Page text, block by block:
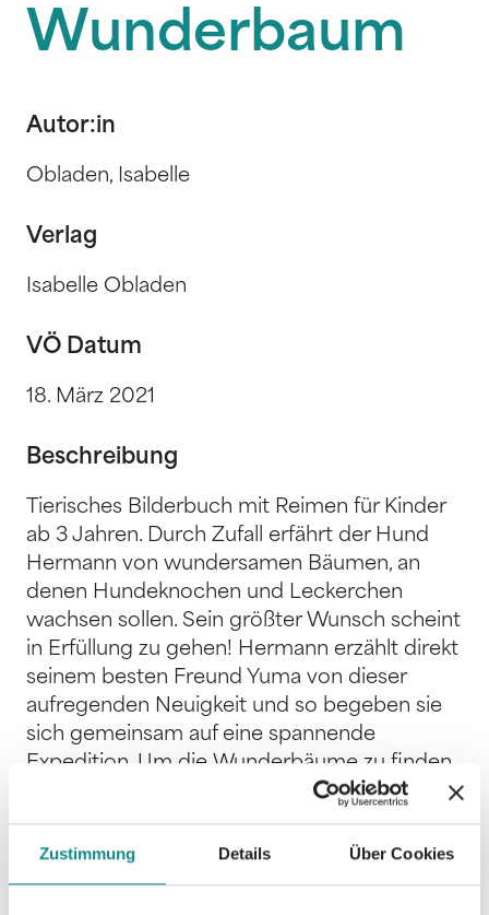
Zustimmung Details Über Cookies
Wunderbaum
Autor:in
Obladen, Isabelle
Verlag
Isabelle Obladen
VÖ Datum
18. März 2021
Beschreibung
Tierisches Bilderbuch mit Reimen für Kinder
ab 3 Jahren. Durch Zufall erfährt der Hund
Hermann von wundersamen Bäumen, an
denen Hundeknochen und Leckerchen
wachsen sollen. Sein größter Wunsch scheint
in Erfüllung zu gehen! Hermann erzählt direkt
seinem besten Freund Yuma von dieser
aufregenden Neuigkeit und so begeben sie
sich gemeinsam auf eine spannende
Expedition. Um die Wunderbäume zu finden,
müssen sie einige Hindernisse überwinden
und treffen auf neue tierische Freunde, die
ihnen auf dem Weg helfen. Eine wundervoll